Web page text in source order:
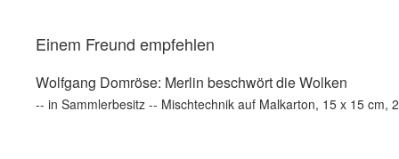
Einem Freund empfehlen
Wolfgang Domröse: Merlin beschwört die Wolken
-- in Sammlerbesitz -- Mischtechnik auf Malkarton, 15 x 15 cm,